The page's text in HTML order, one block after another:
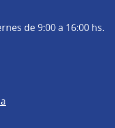
de 9:00 a 16:00 hs.